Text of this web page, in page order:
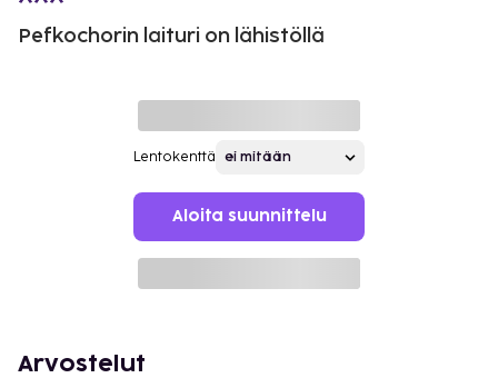
Pefkochorin laituri on lähistöllä
Lentokenttä
Aloita suunnittelu
Arvostelut